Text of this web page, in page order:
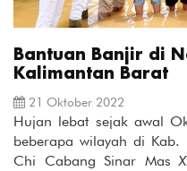
Bantuan Banjir di
Kalimantan Barat
21 Oktober 2022
Hujan lebat sejak awal
beberapa wilayah di Kab.
Chi Cabang Sinar Mas